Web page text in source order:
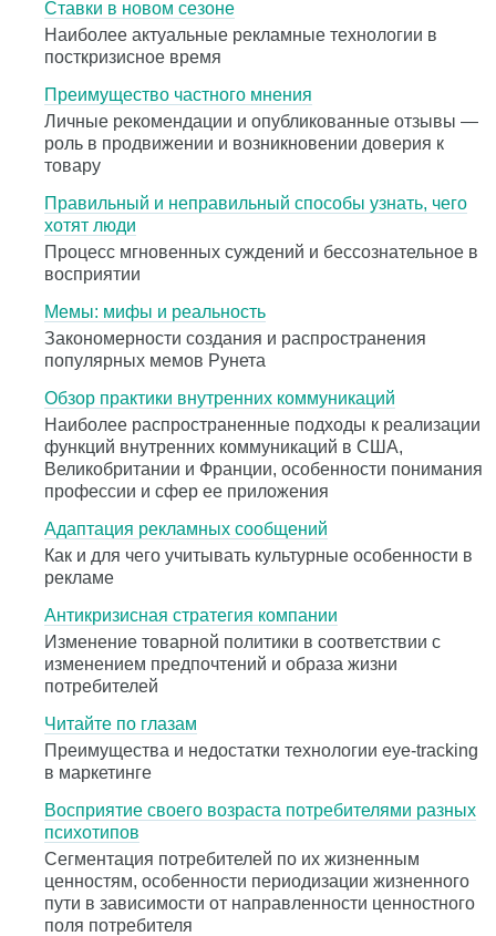
Ставки в новом сезоне
Наиболее актуальные рекламные технологии в
посткризисное время
Преимущество частного мнения
Личные рекомендации и опубликованные отзывы —
роль в продвижении и возникновении доверия к
товару
Правильный и неправильный способы узнать, чего
хотят люди
Процесс мгновенных суждений и бессознательное в
восприятии
Мемы: мифы и реальность
Закономерности создания и распространения
популярных мемов Рунета
Обзор практики внутренних коммуникаций
Наиболее распространенные подходы к реализации
функций внутренних коммуникаций в США,
Великобритании и Франции, особенности понимания
профессии и сфер ее приложения
Адаптация рекламных сообщений
Как и для чего учитывать культурные особенности в
рекламе
Антикризисная стратегия компании
Изменение товарной политики в соответствии с
изменением предпочтений и образа жизни
потребителей
Читайте по глазам
Преимущества и недостатки технологии eye-tracking
в маркетинге
Восприятие своего возраста потребителями разных
психотипов
Сегментация потребителей по их жизненным
ценностям, особенности периодизации жизненного
пути в зависимости от направленности ценностного
поля потребителя